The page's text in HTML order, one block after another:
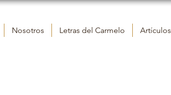
Nosotros Letras del Carmelo Artículos